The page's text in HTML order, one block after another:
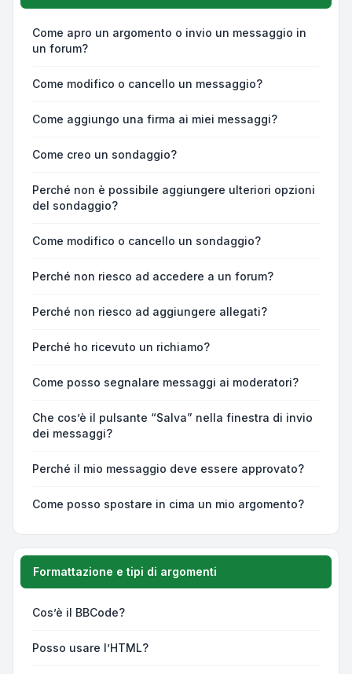
Come apro un argomento o invio un messaggio in
un forum?
Come modifico o cancello un messaggio?
Come aggiungo una firma ai miei messaggi?
Come creo un sondaggio?
Perché non è possibile aggiungere ulteriori opzioni
del sondaggio?
Come modifico o cancello un sondaggio?
Perché non riesco ad accedere a un forum?
Perché non riesco ad aggiungere allegati?
Perché ho ricevuto un richiamo?
Come posso segnalare messaggi ai moderatori?
Che cos’è il pulsante “Salva” nella finestra di invio
dei messaggi?
Perché il mio messaggio deve essere approvato?
Come posso spostare in cima un mio argomento?
Formattazione e tipi di argomenti
Cos’è il BBCode?
Posso usare l’HTML?